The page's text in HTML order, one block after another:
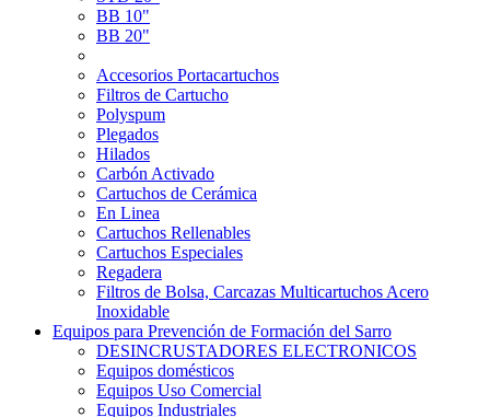
BB 10"
BB 20"
Accesorios Portacartuchos
Filtros de Cartucho
Polyspum
Plegados
Hilados
Carbón Activado
Cartuchos de Cerámica
En Linea
Cartuchos Rellenables
Cartuchos Especiales
Regadera
Filtros de Bolsa, Carcazas Multicartuchos Acero
Inoxidable
Equipos para Prevención de Formación del Sarro
DESINCRUSTADORES ELECTRONICOS
Equipos domésticos
Equipos Uso Comercial
Equipos Industriales